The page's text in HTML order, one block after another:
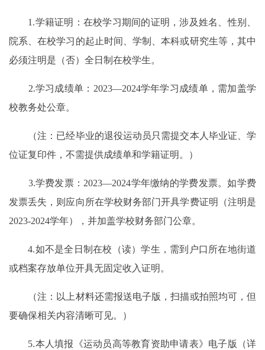
1.学籍证明：在校学习期间的证明，涉及姓名、性别、
院系、在校学习的起止时间、学制、本科或研究生等，其中
必须注明是（否）全日制在校学生。
2.学习成绩单：2023—2024学年学习成绩单，需加盖学
校教务处公章。
（注：已经毕业的退役运动员只需提交本人毕业证、学
位证复印件，不需提供成绩单和学籍证明。）
3.学费发票：2023—2024学年缴纳的学费发票。如学费
发票丢失，则应向所在学校财务部门开具学费证明（注明是
2023-2024学年），并加盖学校财务部门公章。
4.如不是全日制在校（读）学生，需到户口所在地街道
或档案存放单位开具无固定收入证明。
（注：以上材料还需报送电子版，扫描或拍照均可，但
要确保相关内容清晰可见。）
5.本人填报《运动员高等教育资助申请表》电子版（详